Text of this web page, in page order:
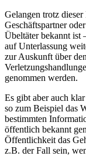
Gelangen trotz
Geschäftspartner
Übeltäter bekannt ist
auf Unterlassung
zur Auskunft über
genommen werden.
Es gibt aber auch
so zum Beispiel das
bestimmten
öffentlich bekannt
Öffentlichkeit das
z.B. der Fall sein,